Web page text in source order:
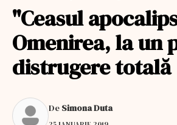
"Ceasul
Omenirea, la un
distrugere totală
De Simona Duta